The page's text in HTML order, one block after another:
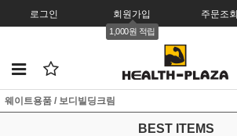
로그인 회원가입
1,000원 적립
주문조회
웨이트용품 / 보디빌딩크림
BEST ITEMS